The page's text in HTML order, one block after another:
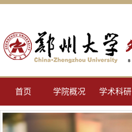
首页 学院概况 学术科研